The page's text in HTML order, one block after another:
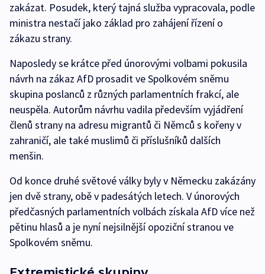
zakázat. Posudek, který tajná služba vypracovala, podle
ministra nestačí jako základ pro zahájení řízení o
zákazu strany.
Naposledy se krátce před únorovými volbami pokusila
návrh na zákaz AfD prosadit ve Spolkovém sněmu
skupina poslanců z různých parlamentních frakcí, ale
neuspěla. Autorům návrhu vadila především vyjádření
členů strany na adresu migrantů či Němců s kořeny v
zahraničí, ale také muslimů či příslušníků dalších
menšin.
Od konce druhé světové války byly v Německu zakázány
jen dvě strany, obě v padesátých letech. V únorových
předčasných parlamentních volbách získala AfD více než
pětinu hlasů a je nyní nejsilnější opoziční stranou ve
Spolkovém sněmu.